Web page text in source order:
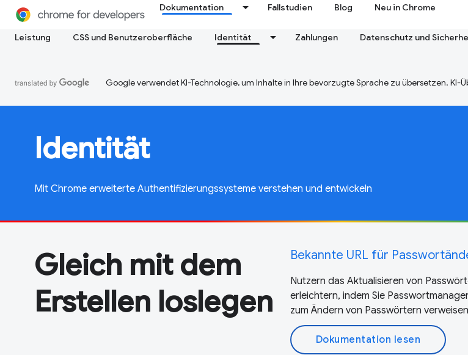
Dokumentation Fallstudien Blog Neu in Chrome
Leistung CSS und Benutzeroberfläche Identität Zahlungen Datenschutz und
Google verwendet KI-Technologie, um Inhalte in Ihre bevorzugte Sprache zu übersetzen. KI-
Identität
Mit Chrome erweiterte Authentifizierungssysteme verstehen und entwickeln
Gleich mit dem
Erstellen loslegen
Bekannte URL für
Nutzern das Aktualisieren von
erleichtern, indem Sie
zum Ändern von Passwörtern verweisen
Dokumentation lesen